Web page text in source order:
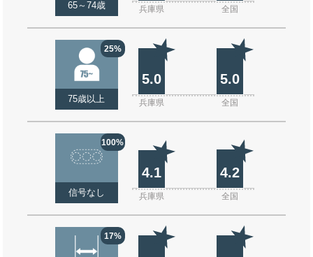
65～74歳 兵庫県 全国
25%
75歳以上
5.0 5.0
兵庫県 全国
100%
信号なし
4.1 4.2
兵庫県 全国
17%